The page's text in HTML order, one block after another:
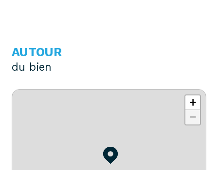
AUTOUR
du bien
+
−